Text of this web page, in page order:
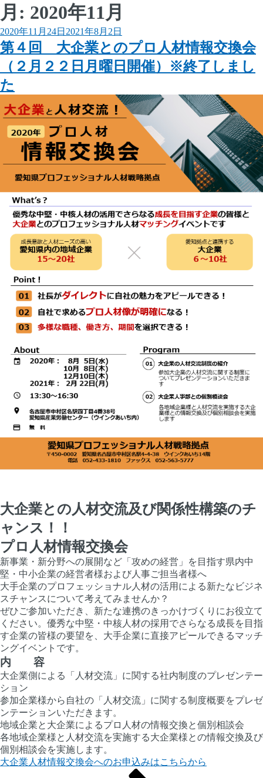
月: 2020年11月
投
稿
日:
2020年11月24日 2021年8月2日
第４回 大企業とのプロ人材情報交換会
（２月２２日月曜日開催）※終了しまし
た
大企業との人材交流及び関係性構築のチ
ャンス！！
プロ人材情報交換会
新事業・新分野への展開など「攻めの経営」を目指す県内中
堅・中小企業の経営者様および人事ご担当者様へ
大手企業のプロフェッショナル人材の活用による新たなビジネ
スチャンスについて考えてみませんか？
ぜひご参加いただき、新たな連携のきっかけづくりにお役立て
ください。優秀な中堅・中核人材の採用でさらなる成長を目指
す企業の皆様の要望を、大手企業に直接アピールできるマッチ
ングイベントです。
内 容
大企業側による「人材交流」に関する社内制度のプレゼンテー
ション
参加企業様から自社の「人材交流」に関する制度概要をプレゼ
ンテーションいただきます。
地域企業と大企業によるプロ人材の情報交換と個別相談会
各地域企業様と人材交流を実施する大企業様との情報交換及び
個別相談会を実施します。
大企業人材情報交換会へのお申込みはこちらから